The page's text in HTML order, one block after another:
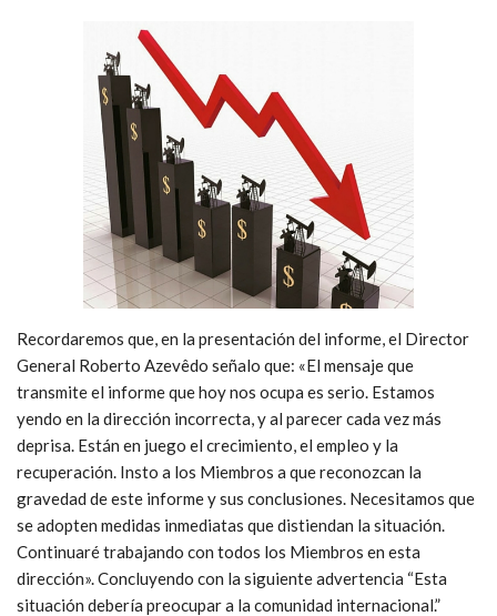
Recordaremos que, en la presentación del informe, el Director
General Roberto Azevêdo señalo que: «El mensaje que
transmite el informe que hoy nos ocupa es serio. Estamos
yendo en la dirección incorrecta, y al parecer cada vez más
deprisa. Están en juego el crecimiento, el empleo y la
recuperación. Insto a los Miembros a que reconozcan la
gravedad de este informe y sus conclusiones. Necesitamos que
se adopten medidas inmediatas que distiendan la situación.
Continuaré trabajando con todos los Miembros en esta
dirección». Concluyendo con la siguiente advertencia “Esta
situación debería preocupar a la comunidad internacional.”